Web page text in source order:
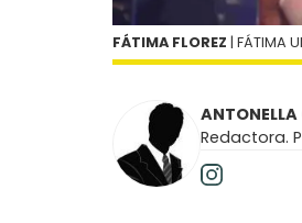
FÁTIMA FLOREZ | FÁTIMA
Redactora.